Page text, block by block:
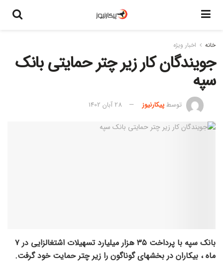
خانه اخبار ویژه
جویندگان کار زیر چتر حمایتی بانک
سپه
توسطپیکارنیوز 28 آبان 1402
بانک سپه با پرداخت ۳۵ هزار میلیارد تسهیلات اشتغالزایی در ۷
ماه ، بیکاران در بخشهای گوناگون را زیر چتر حمایت خود گرفت.